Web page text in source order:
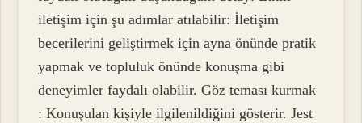
iletişim için şu adımlar atılabilir: İletişim
becerilerini geliştirmek için ayna önünde pratik
yapmak ve topluluk önünde konuşma gibi
deneyimler faydalı olabilir. Göz teması kurmak
: Konuşulan kişiyle ilgilenildiğini gösterir. Jest